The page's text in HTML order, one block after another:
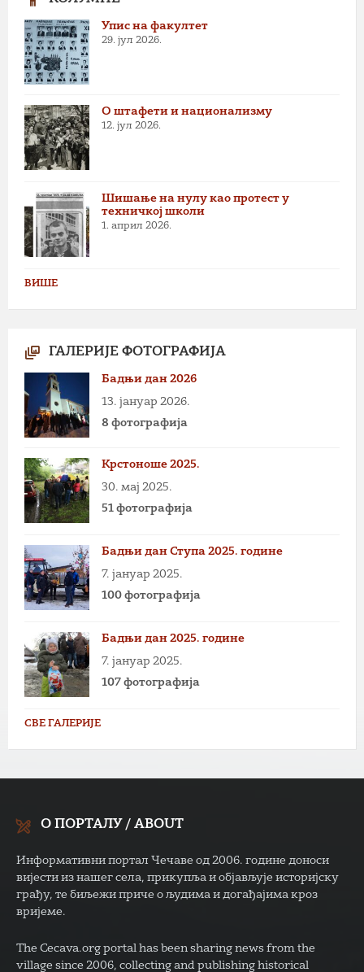
Упис на факултет
29. јул 2026.
О штафети и национализму
12. јул 2026.
Шишање на нулу као протест у
техничкој школи
1. април 2026.
ВИШЕ
ГАЛЕРИЈЕ ФОТОГРАФИЈА
Бадњи дан 2026
13. јануар 2026.
8 фотографија
Крстоноше 2025.
30. мај 2025.
51 фотографија
Бадњи дан Ступа 2025. године
7. јануар 2025.
100 фотографија
Бадњи дан 2025. године
7. јануар 2025.
107 фотографија
СВЕ ГАЛЕРИЈЕ
О ПОРТАЛУ / ABOUT
Информативни портал Чечаве од 2006. године доноси
вијести из нашег села, прикупља и објављује историјску
грађу, те биљежи приче о људима и догађајима кроз
вријеме.
The Cecava.org portal has been sharing news from the
village since 2006, collecting and publishing historical